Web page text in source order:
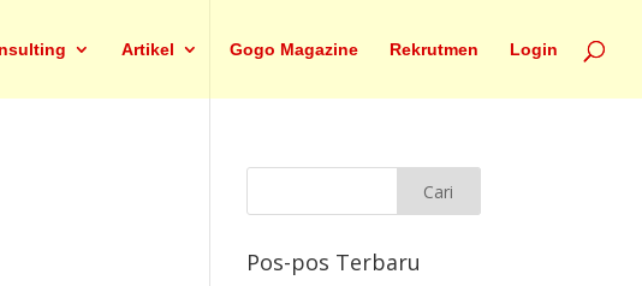
Artikel Gogo Magazine Rekrutmen Login
Pos-pos Terbaru